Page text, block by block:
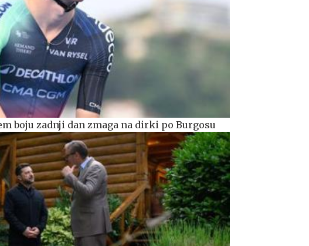
boju zadnji dan zmaga na dirki po Burgosu